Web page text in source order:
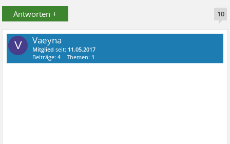
Antworten + 10
V Vaeyna
Mitglied seit: 11.05.2017
Beiträge:4 Themen: 1